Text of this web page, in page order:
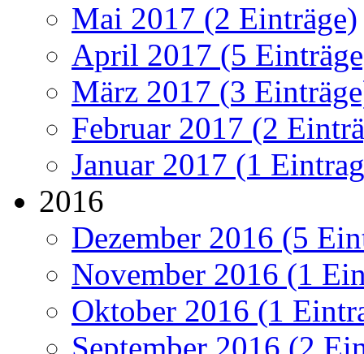
Mai 2017 (2 Einträge)
April 2017 (5
März 2017 (3
Februar 2017 (2
Januar 2017 (1
2016
Dezember 2016 (5
November 2016 (1
Oktober 2016 (1